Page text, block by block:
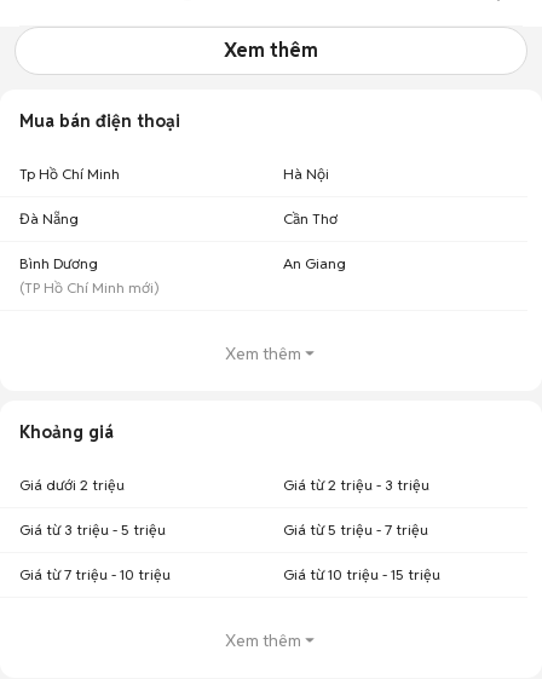
Xem thêm
Mua bán điện thoại
Tp Hồ Chí Minh Hà Nội
Đà Nẵng Cần Thơ
Bình Dương
(TP Hồ Chí Minh mới)
An Giang
Xem thêm
Khoảng giá
Giá dưới 2 triệu Giá từ 2 triệu - 3 triệu
Giá từ 3 triệu - 5 triệu Giá từ 5 triệu - 7 triệu
Giá từ 7 triệu - 10 triệu Giá từ 10 triệu - 15 triệu
Xem thêm